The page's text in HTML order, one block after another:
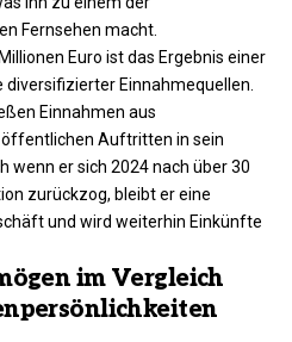
Fernsehen macht.
Euro ist das Ergebnis einer
Einnahmequellen.
Einnahmen aus
Auftritten in sein
wenn er sich 2024 nach über 30
zurückzog, bleibt er eine
und wird weiterhin Einkünfte
im Vergleich